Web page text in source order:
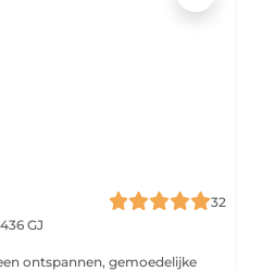
32
GJ
ontspannen, gemoedelijke